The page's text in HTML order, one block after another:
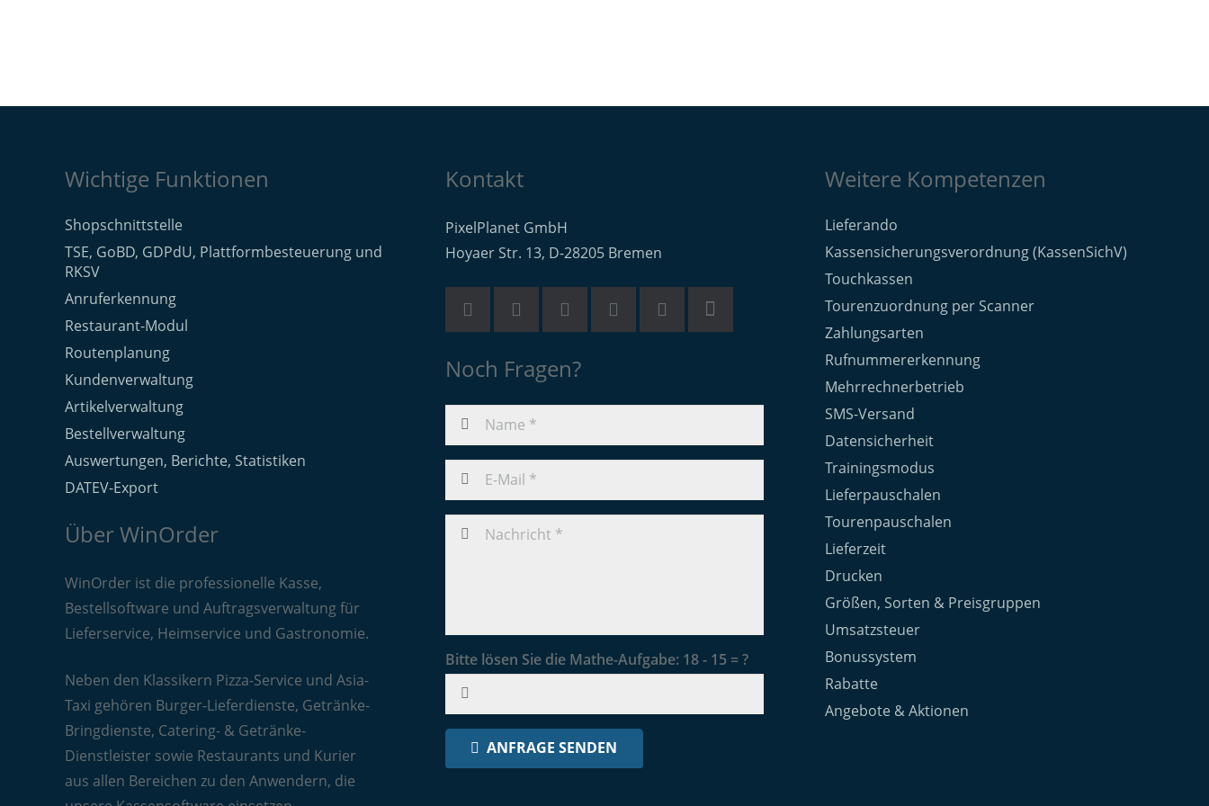
Wichtige Funktionen
Shopschnittstelle
TSE, GoBD, GDPdU, Plattformbesteuerung und
RKSV
Anruferkennung
Restaurant-Modul
Routenplanung
Kundenverwaltung
Artikelverwaltung
Bestellverwaltung
Auswertungen, Berichte, Statistiken
DATEV-Export
Über WinOrder
WinOrder ist die professionelle Kasse,
Bestellsoftware und Auftragsverwaltung für
Lieferservice, Heimservice und Gastronomie.
Neben den Klassikern Pizza-Service und Asia-
Taxi gehören Burger-Lieferdienste, Getränke-
Bringdienste, Catering- & Getränke-
Dienstleister sowie Restaurants und Kurier
aus allen Bereichen zu den Anwendern, die
Kontakt
PixelPlanet GmbH
Hoyaer Str. 13, D-28205 Bremen
Noch Fragen?
Bitte lösen Sie die Mathe-Aufgabe: 18 - 15 = ?
ANFRAGE SENDEN
Weitere Kompetenzen
Lieferando
Kassensicherungsverordnung (KassenSichV)
Touchkassen
Tourenzuordnung per Scanner
Zahlungsarten
Rufnummererkennung
Mehrrechnerbetrieb
SMS-Versand
Datensicherheit
Trainingsmodus
Lieferpauschalen
Tourenpauschalen
Lieferzeit
Drucken
Größen, Sorten & Preisgruppen
Umsatzsteuer
Bonussystem
Rabatte
Angebote & Aktionen